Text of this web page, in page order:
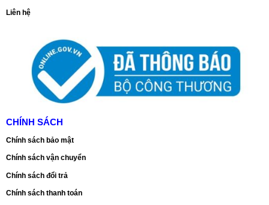
Liên hệ
CHÍNH SÁCH
Chính sách bảo mật
Chính sách vận chuyển
Chính sách đổi trả
Chính sách thanh toán